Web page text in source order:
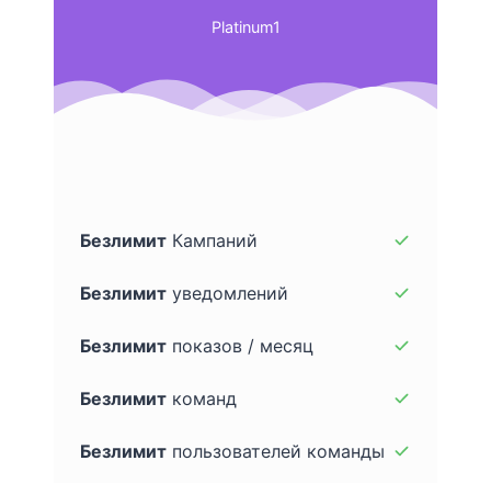
Platinum1
Безлимит Кампаний
Безлимит уведомлений
Безлимит показов / месяц
Безлимит команд
Безлимит пользователей команды